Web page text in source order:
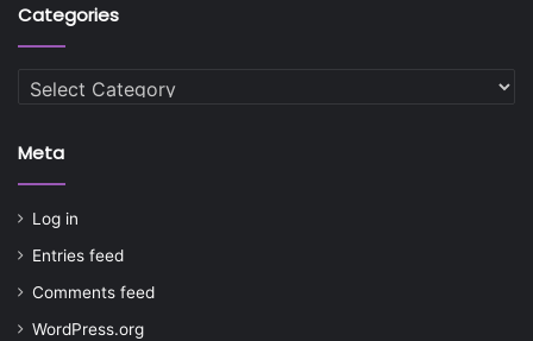
Categories
Categories
Meta
Log in
Entries feed
Comments feed
WordPress.org